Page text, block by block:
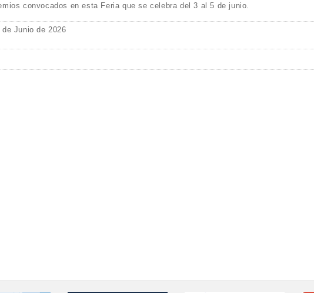
convocados en esta Feria que se celebra del 3 al 5 de junio.
Junio de 2026